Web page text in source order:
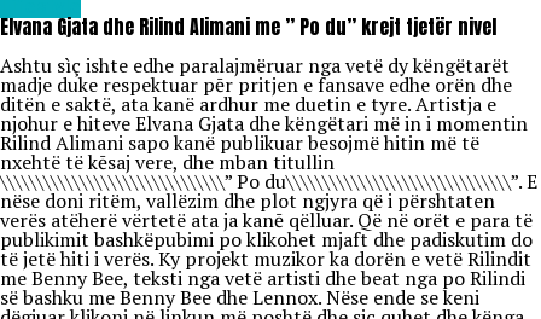
Elvana Gjata dhe Rilind Alimani me ” Po du” krejt tjetër nivel
Ashtu sìç ishte edhe paralajmëruar nga vetë dy këngëtarët
madje duke respektuar pēr pritjen e fansave edhe orën dhe
ditën e saktë, ata kanë ardhur me duetin e tyre. Artistja e
njohur e hiteve Elvana Gjata dhe këngëtari më in i momentin
Rilind Alimani sapo kanë publikuar besojmë hitin më të
nxehtë të kēsaj vere, dhe mban titullin
\\\\\\\\\\\\\\\\\\\\\\\\\\\\\\\” Po du\\\\\\\\\\\\\\\\\\\\\\\\\\\\\\\”. E
nëse doni ritëm, vallëzim dhe plot ngjyra që i përshtaten
verës atëherë vërtetë ata ja kanē qëlluar. Që në orët e para të
publikimit bashkëpubimi po klikohet mjaft dhe padiskutim do
të jetë hiti i verës. Ky projekt muzikor ka dorën e vetë Rilindit
me Benny Bee, teksti nga vetë artisti dhe beat nga po Rilindi
së bashku me Benny Bee dhe Lennox. Nëse ende se keni